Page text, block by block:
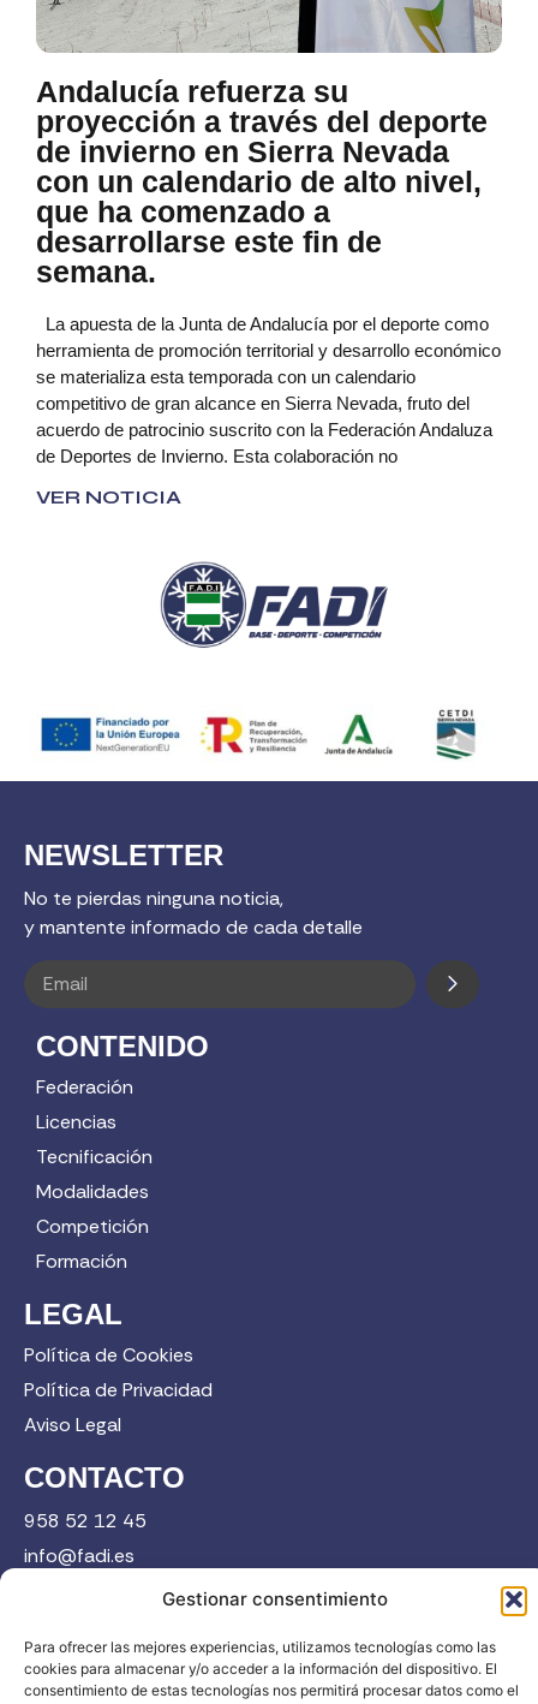
Gestionar consentimiento
Para ofrecer las mejores experiencias, utilizamos tecnologías como las
cookies para almacenar y/o acceder a la información del dispositivo. El
consentimiento de estas tecnologías nos permitirá procesar datos como el
Andalucía refuerza su
proyección a través del deporte
de invierno en Sierra Nevada
con un calendario de alto nivel,
que ha comenzado a
desarrollarse este fin de
semana.
La apuesta de la Junta de Andalucía por el deporte como
herramienta de promoción territorial y desarrollo económico
se materializa esta temporada con un calendario
competitivo de gran alcance en Sierra Nevada, fruto del
acuerdo de patrocinio suscrito con la Federación Andaluza
de Deportes de Invierno. Esta colaboración no
VER NOTICIA
NEWSLETTER
No te pierdas ninguna noticia,
y mantente informado de cada detalle
CONTENIDO
Federación
Licencias
Tecnificación
Modalidades
Competición
Formación
LEGAL
Política de Cookies
Política de Privacidad
Aviso Legal
CONTACTO
958 52 12 45
info@fadi.es
C/ Carmen de Burgos, 14, 18008 Granada
Contacta